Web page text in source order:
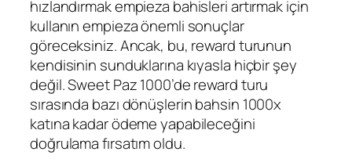
hızlandırmak empieza bahisleri artırmak için
kullanın empieza önemli sonuçlar
göreceksiniz. Ancak, bu, reward turunun
kendisinin sunduklarına kıyasla hiçbir şey
değil. Sweet Paz 1000’de reward turu
sırasında bazı dönüşlerin bahsin 1000x
katına kadar ödeme yapabileceğini
doğrulama fırsatım oldu.